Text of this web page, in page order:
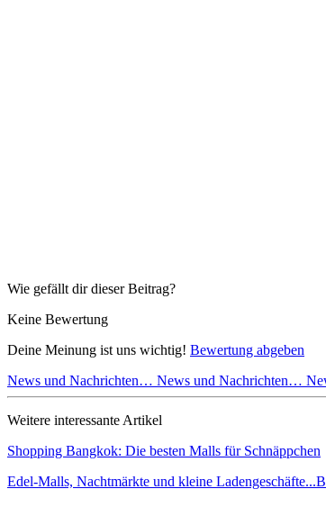
Wie gefällt dir dieser Beitrag?
Keine Bewertung
Deine Meinung ist uns wichtig! Bewertung abgeben
News und Nachrichten… News und Nachrichten…
Weitere interessante Artikel
Shopping Bangkok: Die besten Malls für Schnäppchen
Edel-Malls, Nachtmärkte und kleine